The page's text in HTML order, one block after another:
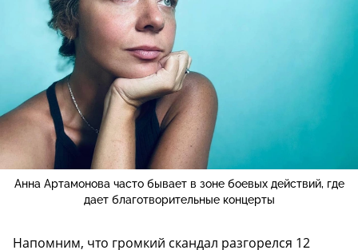
Анна Артамонова часто бывает в зоне боевых действий, где
дает благотворительные концерты
Напомним, что громкий скандал разгорелся 12